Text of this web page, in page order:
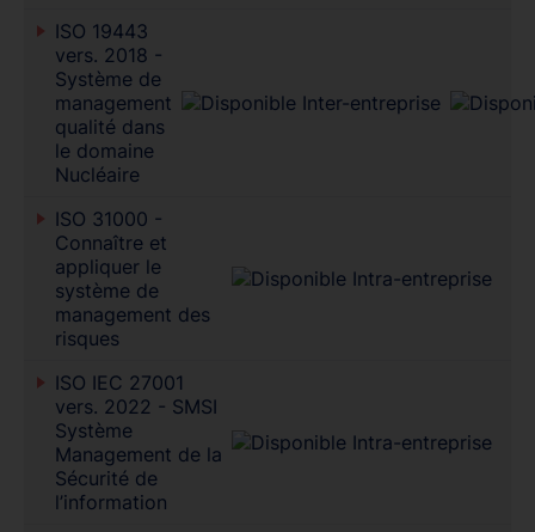
ISO 19443
vers. 2018 -
Système de
management
qualité dans
le domaine
Nucléaire
ISO 31000 -
Connaître et
appliquer le
système de
management des
risques
ISO IEC 27001
vers. 2022 - SMSI
Système
Management de la
Sécurité de
l’information